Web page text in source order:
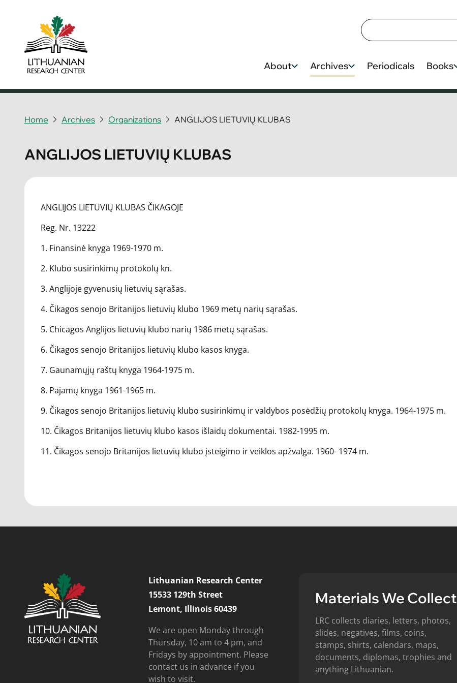
About Archives Periodicals Books
Home Archives Organizations ANGLIJOS LIETUVIŲ KLUBAS
ANGLIJOS LIETUVIŲ KLUBAS
ANGLIJOS LIETUVIŲ KLUBAS ČIKAGOJE
Reg. Nr. 13222
1. Finansinė knyga 1969-1970 m.
2. Klubo susirinkimų protokolų kn.
3. Anglijoje gyvenusių lietuvių sąrašas.
4. Čikagos senojo Britanijos lietuvių klubo 1969 metų narių sąrašas.
5. Chicagos Anglijos lietuvių klubo narių 1986 metų sąrašas.
6. Čikagos senojo Britanijos lietuvių klubo kasos knyga.
7. Gaunamųjų raštų knyga 1964-1975 m.
8. Pajamų knyga 1961-1965 m.
9. Čikagos senojo Britanijos lietuvių klubo susirinkimų ir valdybos posėdžių protokolų knyga. 1964-1975 m.
10. Čikagos Britanijos lietuvių klubo kasos išlaidų dokumentai. 1982-1995 m.
11. Čikagos senojo Britanijos lietuvių klubo įsteigimo ir veiklos apžvalga. 1960- 1974 m.
Lithuanian Research Center
15533 129th Street
Lemont, Illinois 60439
We are open Monday through
Thursday, 10 am to 4 pm, and
Fridays by appointment. Please
contact us in advance if you
wish to visit.
Materials We Collect
LRC collects diaries, letters, photos,
slides, negatives, films, coins,
stamps, shirts, calendars, maps,
documents, diplomas, trophies and
anything Lithuanian.